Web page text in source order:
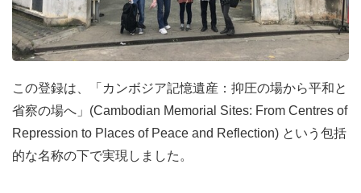
この登録は、「カンボジア記憶遺産：抑圧の場から平和と
省察の場へ」(Cambodian Memorial Sites: From Centres of
Repression to Places of Peace and Reflection) という包括
的な名称の下で実現しました。